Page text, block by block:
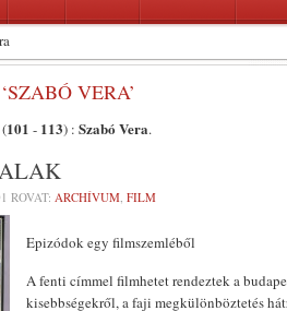
VERA’
101 - 113) : Szabó Vera.
ROVAT: ARCHÍVUM, FILM
Epizódok egy filmszemléből
A fenti címmel filmhetet rendeztek a
kisebbségekről, a faji megkülönböztetés